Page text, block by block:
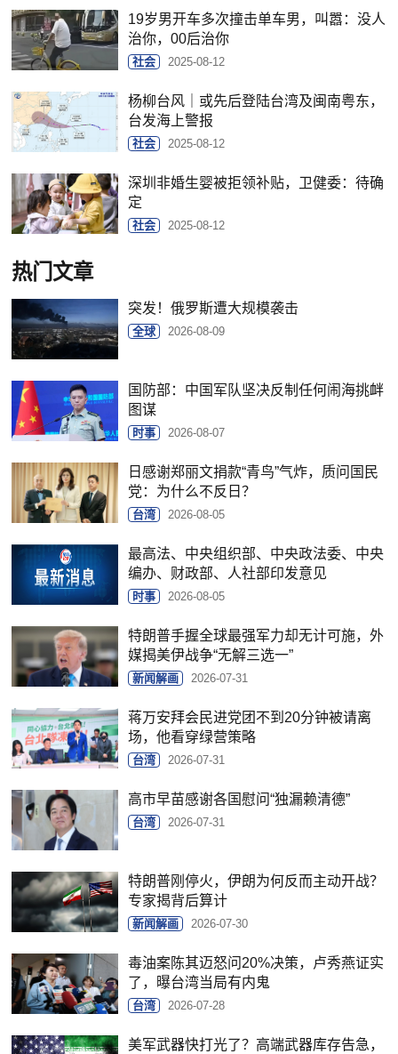
19岁男开车多次撞击单车男，叫嚣：没人
治你，00后治你
社会 2025-08-12
杨柳台风｜或先后登陆台湾及闽南粤东，
台发海上警报
社会 2025-08-12
深圳非婚生婴被拒领补贴，卫健委：待确
定
社会 2025-08-12
热门文章
突发！俄罗斯遭大规模袭击
全球 2026-08-09
国防部：中国军队坚决反制任何闹海挑衅
图谋
时事 2026-08-07
日感谢郑丽文捐款“青鸟”气炸，质问国民
党：为什么不反日？
台湾 2026-08-05
最高法、中央组织部、中央政法委、中央
编办、财政部、人社部印发意见
时事 2026-08-05
特朗普手握全球最强军力却无计可施，外
媒揭美伊战争“无解三选一”
新闻解画 2026-07-31
蒋万安拜会民进党团不到20分钟被请离
场，他看穿绿营策略
台湾 2026-07-31
高市早苗感谢各国慰问“独漏赖清德”
台湾 2026-07-31
特朗普刚停火，伊朗为何反而主动开战？
专家揭背后算计
新闻解画 2026-07-30
毒油案陈其迈怒问20%决策，卢秀燕证实
了，曝台湾当局有内鬼
台湾 2026-07-28
美军武器快打光了？高端武器库存告急，